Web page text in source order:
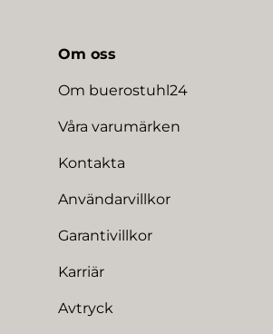
Om oss
Om buerostuhl24
Våra varumärken
Kontakta
Användarvillkor
Garantivillkor
Karriär
Avtryck